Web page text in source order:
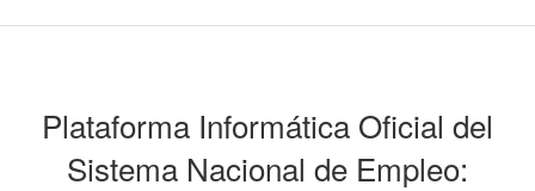
Plataforma Informática Oficial del
Sistema Nacional de Empleo: